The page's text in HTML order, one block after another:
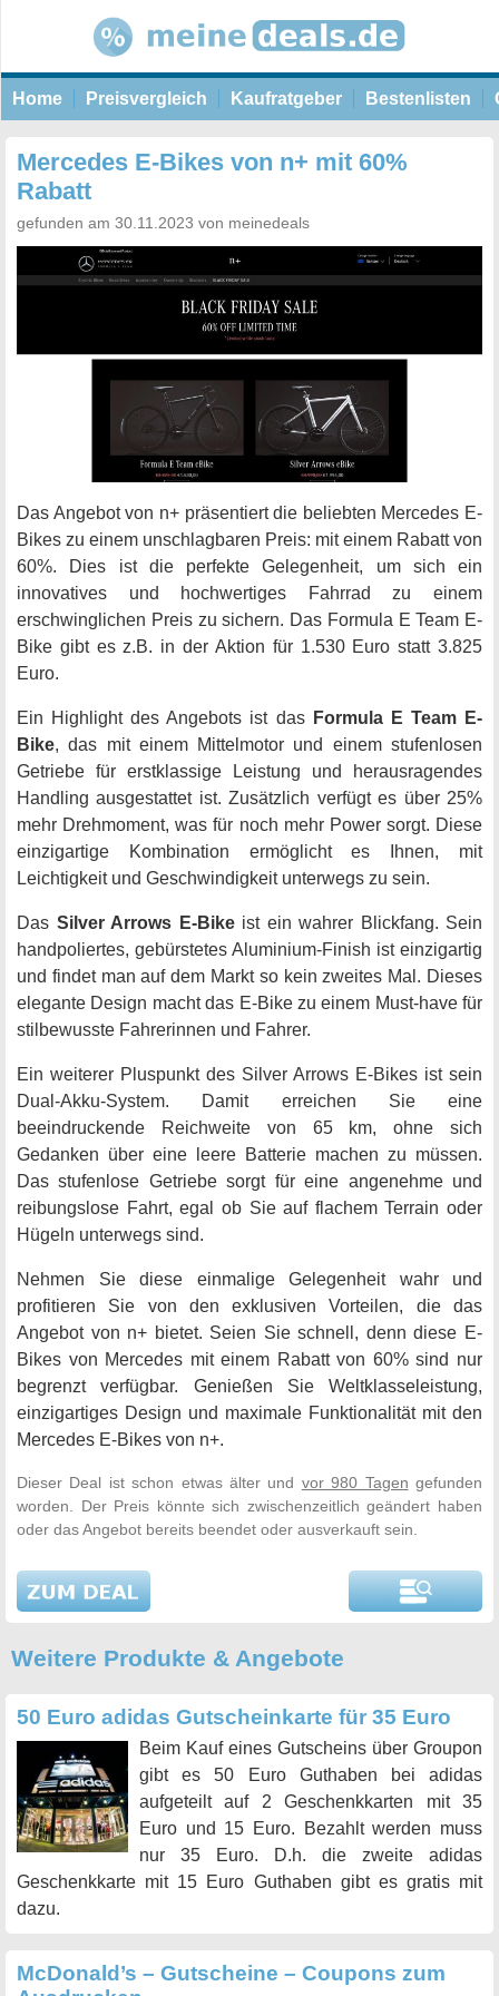
Home Preisvergleich Kaufratgeber Bestenlisten
Mercedes E-Bikes von n+ mit 60%
Rabatt
gefunden am 30.11.2023 von meinedeals
Das Angebot von n+ präsentiert die beliebten Mercedes E-
Bikes zu einem unschlagbaren Preis: mit einem Rabatt von
60%. Dies ist die perfekte Gelegenheit, um sich ein
innovatives und hochwertiges Fahrrad zu einem
erschwinglichen Preis zu sichern. Das Formula E Team E-
Bike gibt es z.B. in der Aktion für 1.530 Euro statt 3.825
Euro.
Ein Highlight des Angebots ist das Formula E Team E-
Bike, das mit einem Mittelmotor und einem stufenlosen
Getriebe für erstklassige Leistung und herausragendes
Handling ausgestattet ist. Zusätzlich verfügt es über 25%
mehr Drehmoment, was für noch mehr Power sorgt. Diese
einzigartige Kombination ermöglicht es Ihnen, mit
Leichtigkeit und Geschwindigkeit unterwegs zu sein.
Das Silver Arrows E-Bikeist ein wahrer Blickfang. Sein
handpoliertes, gebürstetes Aluminium-Finish ist einzigartig
und findet man auf dem Markt so kein zweites Mal. Dieses
elegante Design macht das E-Bike zu einem Must-have für
stilbewusste Fahrerinnen und Fahrer.
Ein weiterer Pluspunkt des Silver Arrows E-Bikes ist sein
Dual-Akku-System. Damit erreichen Sie eine
beeindruckende Reichweite von 65 km, ohne sich
Gedanken über eine leere Batterie machen zu müssen.
Das stufenlose Getriebe sorgt für eine angenehme und
reibungslose Fahrt, egal ob Sie auf flachem Terrain oder
Hügeln unterwegs sind.
Nehmen Sie diese einmalige Gelegenheit wahr und
profitieren Sie von den exklusiven Vorteilen, die das
Angebot von n+ bietet. Seien Sie schnell, denn diese E-
Bikes von Mercedes mit einem Rabatt von 60% sind nur
begrenzt verfügbar. Genießen Sie Weltklasseleistung,
einzigartiges Design und maximale Funktionalität mit den
Mercedes E-Bikes von n+.
Dieser Deal ist schon etwas älter und vor 980 Tagen gefunden
worden. Der Preis könnte sich zwischenzeitlich geändert haben
oder das Angebot bereits beendet oder ausverkauft sein.
Weitere Produkte & Angebote
50 Euro adidas Gutscheinkarte für 35 Euro
Beim Kauf eines Gutscheins über Groupon
gibt es 50 Euro Guthaben bei adidas
aufgeteilt auf 2 Geschenkkarten mit 35
Euro und 15 Euro. Bezahlt werden muss
nur 35 Euro. D.h. die zweite adidas
Geschenkkarte mit 15 Euro Guthaben gibt es gratis mit
dazu.
McDonald’s – Gutscheine – Coupons zum